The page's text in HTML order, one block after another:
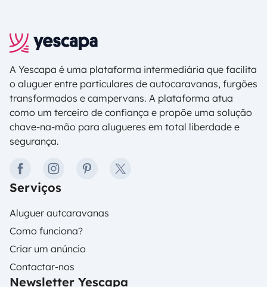
A Yescapa é uma plataforma intermediária que facilita
o aluguer entre particulares de autocaravanas, furgões
transformados e campervans. A plataforma atua
como um terceiro de confiança e propõe uma solução
chave-na-mão para alugueres em total liberdade e
segurança.
facebookinstagrampinteresttwitter
Serviços
Aluguer autcaravanas
Como funciona?
Criar um anúncio
Contactar-nos
Newsletter Yescapa